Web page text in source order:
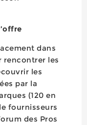
dans
rencontrer les
les
par la
(120 en
fournisseurs
des Pros